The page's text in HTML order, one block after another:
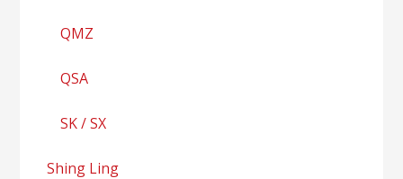
QMZ
QSA
SK / SX
Shing Ling